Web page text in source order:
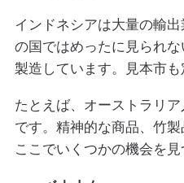
インドネシアは大量の輸
の国ではめったに見られ
製造しています。見本市も
たとえば、オーストラリ
です。精神的な商品、竹
ここでいくつかの機会を見